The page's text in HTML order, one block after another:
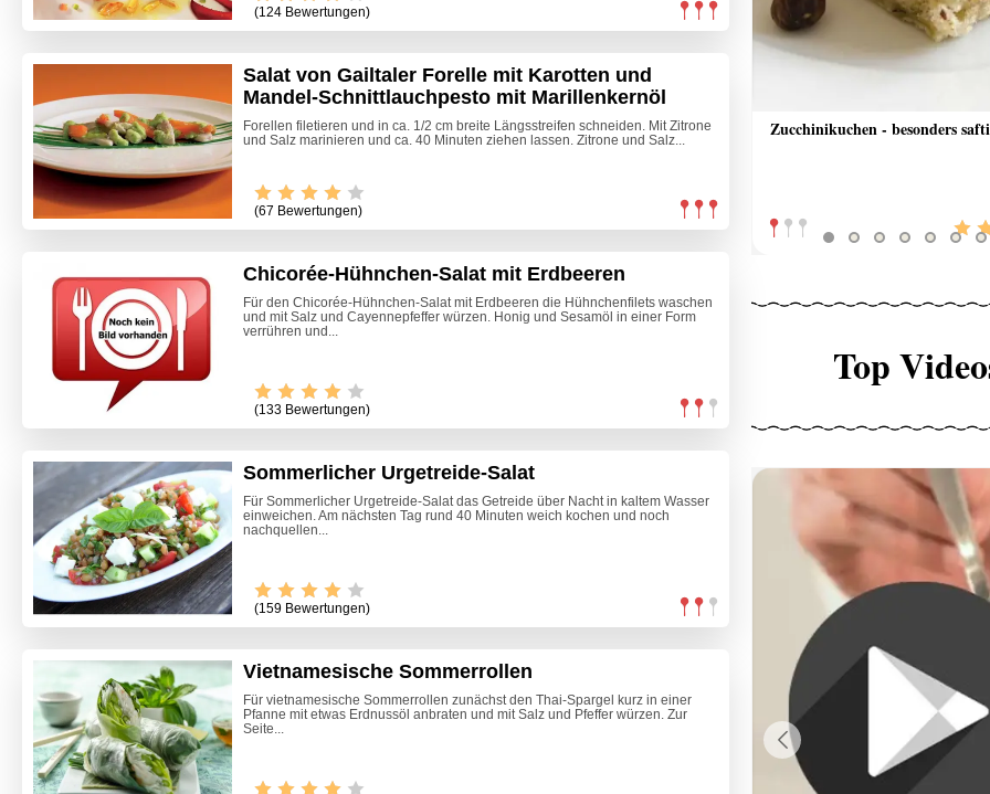
(124 Bewertungen)
Salat von Gailtaler Forelle mit Karotten und
Mandel-Schnittlauchpesto mit Marillenkernöl
Forellen filetieren und in ca. 1/2 cm breite Längsstreifen schneiden. Mit Zitrone
und Salz marinieren und ca. 40 Minuten ziehen lassen. Zitrone und Salz...
(67 Bewertungen)
Chicorée-Hühnchen-Salat mit Erdbeeren
Für den Chicorée-Hühnchen-Salat mit Erdbeeren die Hühnchenfilets waschen
und mit Salz und Cayennepfeffer würzen. Honig und Sesamöl in einer Form
verrühren und...
(133 Bewertungen)
Sommerlicher Urgetreide-Salat
Für Sommerlicher Urgetreide-Salat das Getreide über Nacht in kaltem Wasser
einweichen. Am nächsten Tag rund 40 Minuten weich kochen und noch
nachquellen...
(159 Bewertungen)
Vietnamesische Sommerrollen
Für vietnamesische Sommerrollen zunächst den Thai-Spargel kurz in einer
Pfanne mit etwas Erdnussöl anbraten und mit Salz und Pfeffer würzen. Zur
Seite...
Zucchinikuchen - besonders
Himmlische Bananenschnitten
Top
Previous